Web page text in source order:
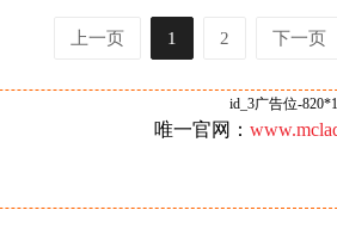
上一页 1 2 下一页
id_3广告位-
唯一官网：